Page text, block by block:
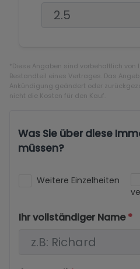
*Diese Angaben sind vorbehaltlich
Bestandteil eines Vertrages. Das
Ankündigung geändert oder
nicht die Kosten für den Kauf.
Was Sie über diese
müssen?
Weitere Einzelheiten
Ihr vollständiger Name*